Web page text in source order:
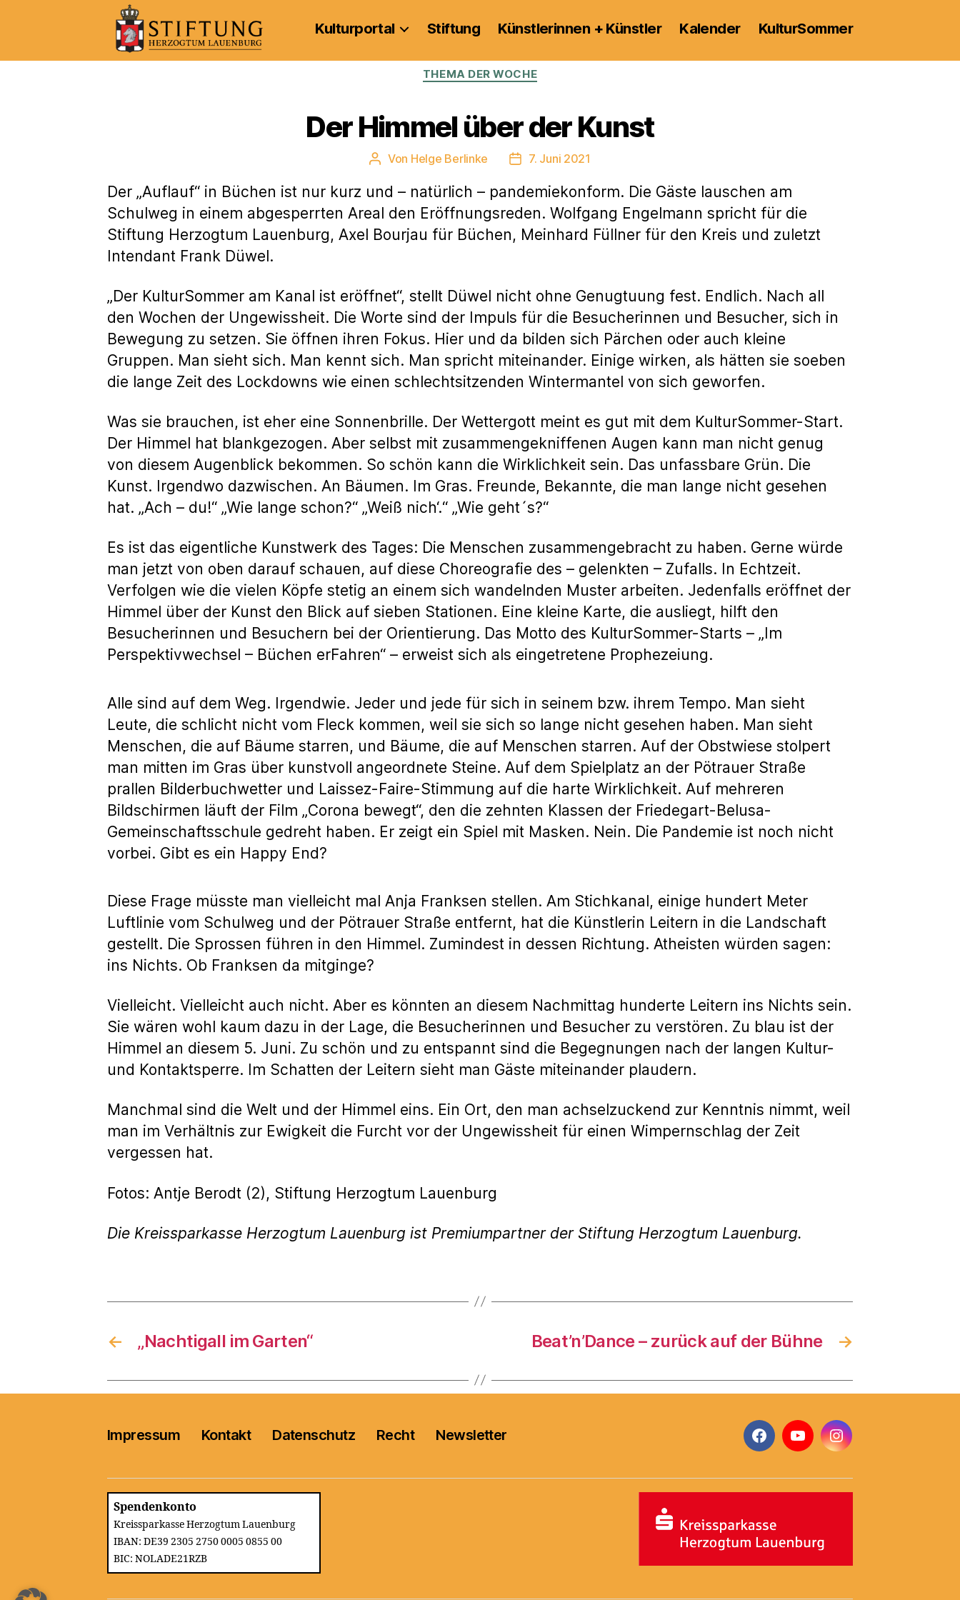
Kulturportal
Kulturportal Stiftung Künstlerinnen + Künstler Kalender KulturSommer
Kategorien
THEMA DER WOCHE
Der Himmel über der Kunst
Beitragsautor
Von Helge Berlinke Veröffentlichungsdatum
7. Juni 2021
Der „Auflauf“ in Büchen ist nur kurz und – natürlich – pandemiekonform. Die Gäste lauschen am
Schulweg in einem abgesperrten Areal den Eröffnungsreden. Wolfgang Engelmann spricht für die
Stiftung Herzogtum Lauenburg, Axel Bourjau für Büchen, Meinhard Füllner für den Kreis und zuletzt
Intendant Frank Düwel.
„Der KulturSommer am Kanal ist eröffnet“, stellt Düwel nicht ohne Genugtuung fest. Endlich. Nach all
den Wochen der Ungewissheit. Die Worte sind der Impuls für die Besucherinnen und Besucher, sich in
Bewegung zu setzen. Sie öffnen ihren Fokus. Hier und da bilden sich Pärchen oder auch kleine
Gruppen. Man sieht sich. Man kennt sich. Man spricht miteinander. Einige wirken, als hätten sie soeben
die lange Zeit des Lockdowns wie einen schlechtsitzenden Wintermantel von sich geworfen.
Was sie brauchen, ist eher eine Sonnenbrille. Der Wettergott meint es gut mit dem KulturSommer-Start.
Der Himmel hat blankgezogen. Aber selbst mit zusammengekniffenen Augen kann man nicht genug
von diesem Augenblick bekommen. So schön kann die Wirklichkeit sein. Das unfassbare Grün. Die
Kunst. Irgendwo dazwischen. An Bäumen. Im Gras. Freunde, Bekannte, die man lange nicht gesehen
hat. „Ach – du!“ „Wie lange schon?“ „Weiß nich‘.“ „Wie geht´s?“
Es ist das eigentliche Kunstwerk des Tages: Die Menschen zusammengebracht zu haben. Gerne würde
man jetzt von oben darauf schauen, auf diese Choreografie des – gelenkten – Zufalls. In Echtzeit.
Verfolgen wie die vielen Köpfe stetig an einem sich wandelnden Muster arbeiten. Jedenfalls eröffnet der
Himmel über der Kunst den Blick auf sieben Stationen. Eine kleine Karte, die ausliegt, hilft den
Besucherinnen und Besuchern bei der Orientierung. Das Motto des KulturSommer-Starts – „Im
Perspektivwechsel – Büchen erFahren“ – erweist sich als eingetretene Prophezeiung.
Alle sind auf dem Weg. Irgendwie. Jeder und jede für sich in seinem bzw. ihrem Tempo. Man sieht
Leute, die schlicht nicht vom Fleck kommen, weil sie sich so lange nicht gesehen haben. Man sieht
Menschen, die auf Bäume starren, und Bäume, die auf Menschen starren. Auf der Obstwiese stolpert
man mitten im Gras über kunstvoll angeordnete Steine. Auf dem Spielplatz an der Pötrauer Straße
prallen Bilderbuchwetter und Laissez-Faire-Stimmung auf die harte Wirklichkeit. Auf mehreren
Bildschirmen läuft der Film „Corona bewegt“, den die zehnten Klassen der Friedegart-Belusa-
Gemeinschaftsschule gedreht haben. Er zeigt ein Spiel mit Masken. Nein. Die Pandemie ist noch nicht
vorbei. Gibt es ein Happy End?
Diese Frage müsste man vielleicht mal Anja Franksen stellen. Am Stichkanal, einige hundert Meter
Luftlinie vom Schulweg und der Pötrauer Straße entfernt, hat die Künstlerin Leitern in die Landschaft
gestellt. Die Sprossen führen in den Himmel. Zumindest in dessen Richtung. Atheisten würden sagen:
ins Nichts. Ob Franksen da mitginge?
Vielleicht. Vielleicht auch nicht. Aber es könnten an diesem Nachmittag hunderte Leitern ins Nichts sein.
Sie wären wohl kaum dazu in der Lage, die Besucherinnen und Besucher zu verstören. Zu blau ist der
Himmel an diesem 5. Juni. Zu schön und zu entspannt sind die Begegnungen nach der langen Kultur-
und Kontaktsperre. Im Schatten der Leitern sieht man Gäste miteinander plaudern.
Manchmal sind die Welt und der Himmel eins. Ein Ort, den man achselzuckend zur Kenntnis nimmt, weil
man im Verhältnis zur Ewigkeit die Furcht vor der Ungewissheit für einen Wimpernschlag der Zeit
vergessen hat.
Fotos: Antje Berodt (2), Stiftung Herzogtum Lauenburg
Die Kreissparkasse Herzogtum Lauenburg ist Premiumpartner der Stiftung Herzogtum Lauenburg.
← „Nachtigall im Garten“ →
Beat’n’Dance – zurück auf der Bühne
Impressum Kontakt Datenschutz Recht Newsletter
FacebookYouTubeInstagram
Spendenkonto
Kreissparkasse Herzogtum Lauenburg
IBAN: DE39 2305 2750 0005 0855 00
BIC: NOLADE21RZB